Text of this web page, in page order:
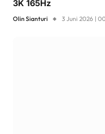
3K 165Hz
Olin Sianturi 3 Juni 2026 |